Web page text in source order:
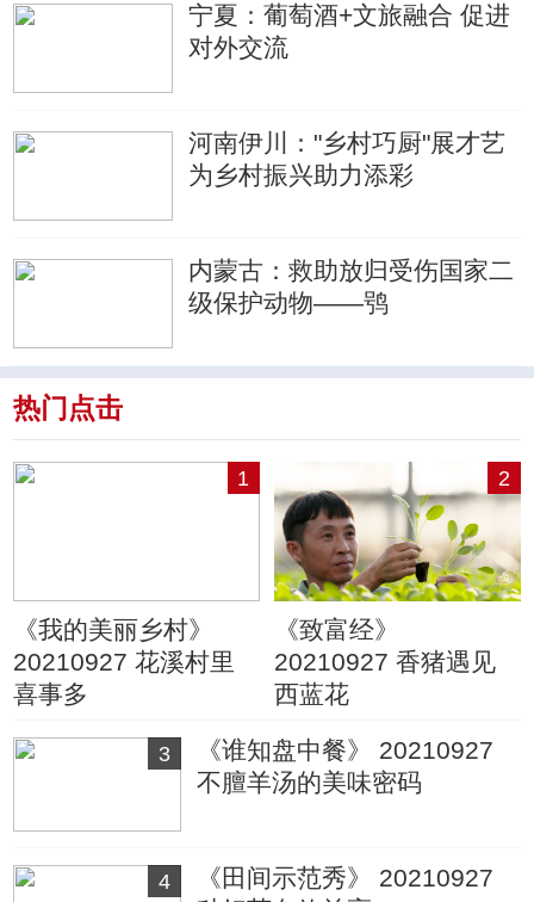
宁夏：葡萄酒+文旅融合 促进
对外交流
河南伊川："乡村巧厨"展才艺
为乡村振兴助力添彩
内蒙古：救助放归受伤国家二
级保护动物——鸮
热门点击
1
《我的美丽乡村》
20210927 花溪村里
喜事多
2
《致富经》
20210927 香猪遇见
西蓝花
3
《谁知盘中餐》 20210927
不膻羊汤的美味密码
4
《田间示范秀》 20210927